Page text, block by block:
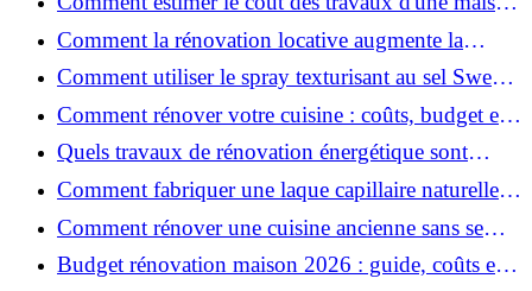
?
Comment la rénovation locative augmente la
rentabilité de votre parc immobilier ?
Comment utiliser le spray texturisant au sel Sweet
Salt pour des cheveux effet plage ?
Comment rénover votre cuisine : coûts, budget et
astuces bois ?
Quels travaux de rénovation énergétique sont
éligibles à MaPrimeRénov' ?
Comment fabriquer une laque capillaire naturelle
maison ?
Comment rénover une cuisine ancienne sans se
ruiner ?
Budget rénovation maison 2026 : guide, coûts et